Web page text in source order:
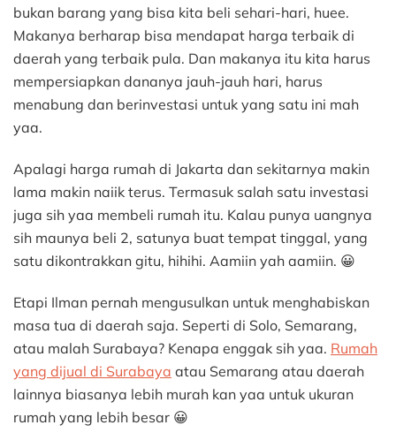
bukan barang yang bisa kita beli sehari-hari, huee.
Makanya berharap bisa mendapat harga terbaik di
daerah yang terbaik pula. Dan makanya itu kita harus
mempersiapkan dananya jauh-jauh hari, harus
menabung dan berinvestasi untuk yang satu ini mah
yaa.
Apalagi harga rumah di Jakarta dan sekitarnya makin
lama makin naiik terus. Termasuk salah satu investasi
juga sih yaa membeli rumah itu. Kalau punya uangnya
sih maunya beli 2, satunya buat tempat tinggal, yang
satu dikontrakkan gitu, hihihi. Aamiin yah aamiin. 😀
Etapi Ilman pernah mengusulkan untuk menghabiskan
masa tua di daerah saja. Seperti di Solo, Semarang,
atau malah Surabaya? Kenapa enggak sih yaa. Rumah
yang dijual di Surabaya atau Semarang atau daerah
lainnya biasanya lebih murah kan yaa untuk ukuran
rumah yang lebih besar 😀